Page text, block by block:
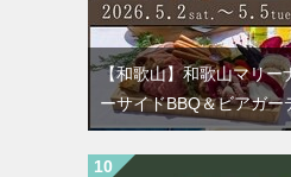
【和歌山】和歌山マリー
ーサイドBBQ＆ビアガー